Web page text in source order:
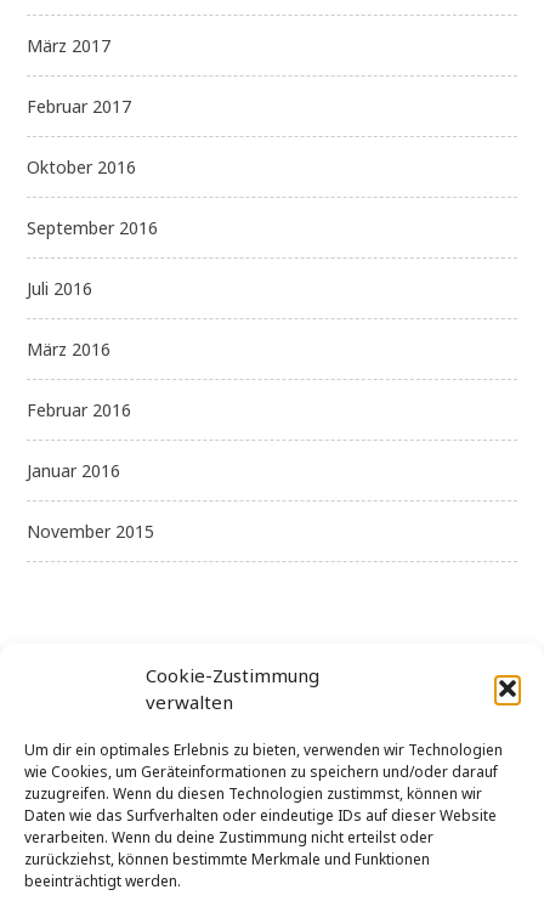
Cookie-Zustimmung
verwalten
Um dir ein optimales Erlebnis zu bieten, verwenden wir Technologien
wie Cookies, um Geräteinformationen zu speichern und/oder darauf
zuzugreifen. Wenn du diesen Technologien zustimmst, können wir
Daten wie das Surfverhalten oder eindeutige IDs auf dieser Website
verarbeiten. Wenn du deine Zustimmung nicht erteilst oder
zurückziehst, können bestimmte Merkmale und Funktionen
beeinträchtigt werden.
März 2017
Februar 2017
Oktober 2016
September 2016
Juli 2016
März 2016
Februar 2016
Januar 2016
November 2015
Kategorien
Allgemein
Uncategorized